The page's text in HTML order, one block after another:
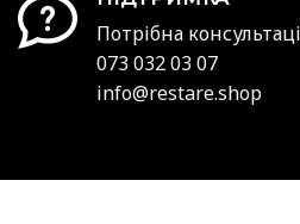
Потрібна
073 032 03 07
info@restare.shop